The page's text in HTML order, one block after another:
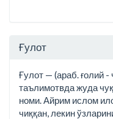
Ғулот
Ғулот — (араб. ғолий
таълимотвда жуда
номи. Айрим ислом
чиққан, лекин